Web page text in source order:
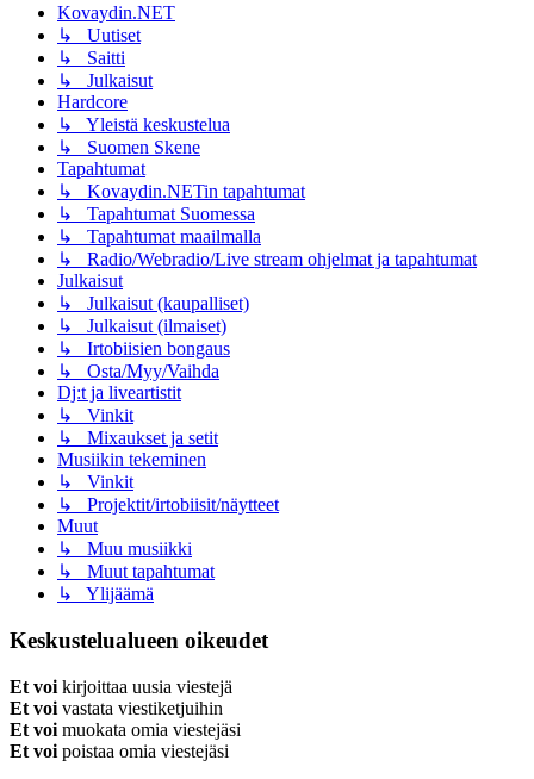
Kovaydin.NET
↳ Uutiset
↳ Saitti
↳ Julkaisut
Hardcore
↳ Yleistä keskustelua
↳ Suomen Skene
Tapahtumat
↳ Kovaydin.NETin tapahtumat
↳ Tapahtumat Suomessa
↳ Tapahtumat maailmalla
↳ Radio/Webradio/Live stream ohjelmat ja tapahtumat
Julkaisut
↳ Julkaisut (kaupalliset)
↳ Julkaisut (ilmaiset)
↳ Irtobiisien bongaus
↳ Osta/Myy/Vaihda
Dj:t ja liveartistit
↳ Vinkit
↳ Mixaukset ja setit
Musiikin tekeminen
↳ Vinkit
↳ Projektit/irtobiisit/näytteet
Muut
↳ Muu musiikki
↳ Muut tapahtumat
↳ Ylijäämä
Keskustelualueen oikeudet
Et voi kirjoittaa uusia viestejä
Et voi vastata viestiketjuihin
Et voi muokata omia viestejäsi
Et voi poistaa omia viestejäsi